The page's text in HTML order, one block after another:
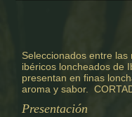
Seleccionados entre
ibéricos loncheados de
presentan en finas
aroma y sabor.
Presentación